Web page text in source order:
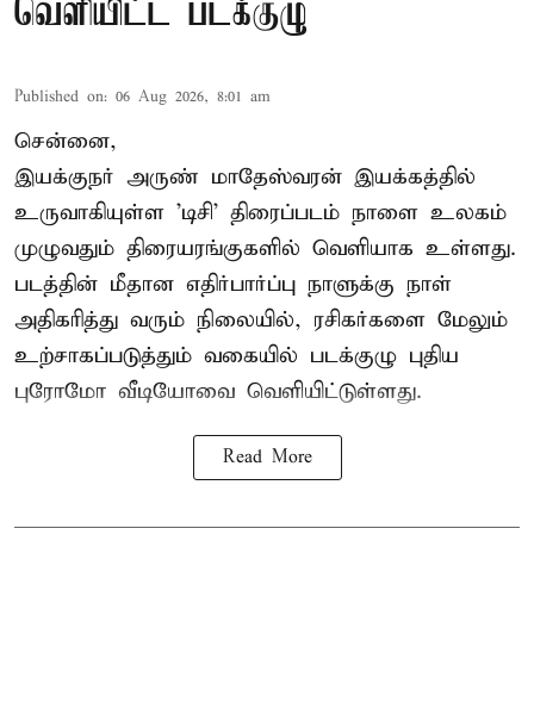
வெளியிட்ட படக்குழு
Published on: 06 Aug 2026, 8:01 am
சென்னை,
இயக்குநர் அருண் மாதேஸ்வரன் இயக்கத்தில்
உருவாகியுள்ள 'டிசி' திரைப்படம் நாளை உலகம்
முழுவதும் திரையரங்குகளில் வெளியாக உள்ளது.
படத்தின் மீதான எதிர்பார்ப்பு நாளுக்கு நாள்
அதிகரித்து வரும் நிலையில், ரசிகர்களை மேலும்
உற்சாகப்படுத்தும் வகையில் படக்குழு புதிய
புரோமோ வீடியோவை வெளியிட்டுள்ளது.
Read More